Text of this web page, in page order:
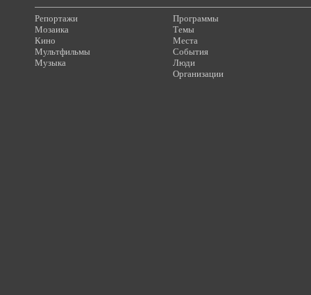
Репортажи
Мозаика
Кино
Мультфильмы
Музыка
Программы
Темы
Места
События
Люди
Организации